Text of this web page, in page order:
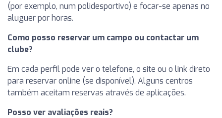
(por exemplo, num polidesportivo) e focar-se apenas no
aluguer por horas.
Como posso reservar um campo ou contactar um
clube?
Em cada perfil pode ver o telefone, o site ou o link direto
para reservar online (se disponível). Alguns centros
também aceitam reservas através de aplicações.
Posso ver avaliações reais?